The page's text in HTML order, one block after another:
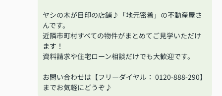
ヤシの木が目印の店舗♪「地元密着」の不動産屋さ
んです。
近隣市町村すべての物件がまとめてご見学いただけ
ます！
資料請求や住宅ローン相談だけでも大歓迎です。
お問い合わせは【フリーダイヤル： 0120-888-290】
までお気軽にどうぞ♪